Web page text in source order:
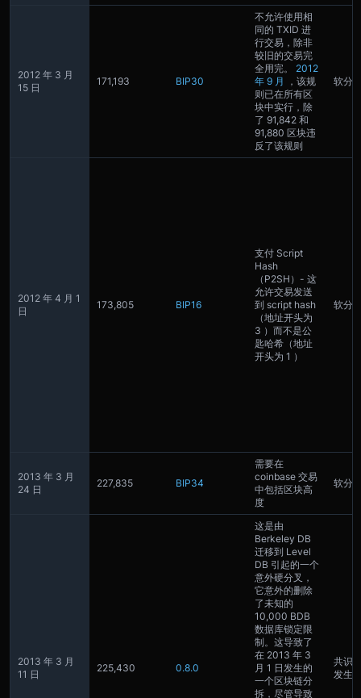
2012 年 3 月
15 日
171,193 BIP30
不允许使用相
同的 TXID 进
行交易，除非
较旧的交易完
全用完。 2012
年 9 月
，该规
则已在所有区
块中实行，除
了 91,842 和
91,880 区块违
反了该规则
软分
2012 年 4 月 1
日
173,805 BIP16
支付 Script
Hash
（P2SH）- 这
允许交易发送
到 script hash
（地址开头为
3 ）而不是公
匙哈希（地址
开头为 1 ）
软分
2013 年 3 月
24 日
227,835 BIP34
需要在
coinbase 交易
中包括区块高
度
软分
2013 年 3 月
11 日
225,430 0.8.0
这是由
Berkeley DB
迁移到 Level
DB 引起的一个
意外硬分叉，
它意外的删除
了未知的
10,000 BDB
数据库锁定限
制。这导致了
在 2013 年 3
月 1 日发生的
一个区块链分
拆，尽管导致
共识
发生